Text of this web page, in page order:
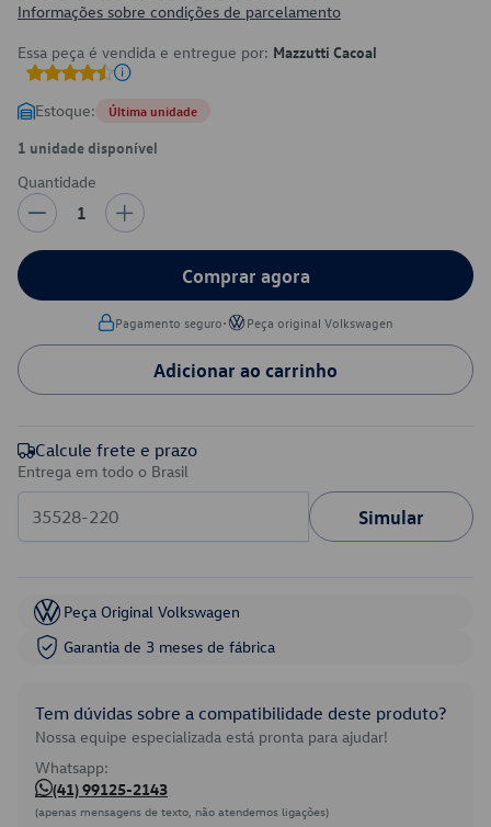
Informações sobre condições de parcelamento
Essa peça é vendida e entregue por: Mazzutti Cacoal
Estoque: Última unidade
1 unidade disponível
Quantidade
1
Comprar agora
Pagamento seguro• Peça original Volkswagen
Adicionar ao carrinho
Calcule frete e prazo
Entrega em todo o Brasil
Simular
Peça Original Volkswagen
Garantia de 3 meses de fábrica
Tem dúvidas sobre a compatibilidade deste produto?
Nossa equipe especializada está pronta para ajudar!
Whatsapp:
(41) 99125-2143
(apenas mensagens de texto, não atendemos ligações)